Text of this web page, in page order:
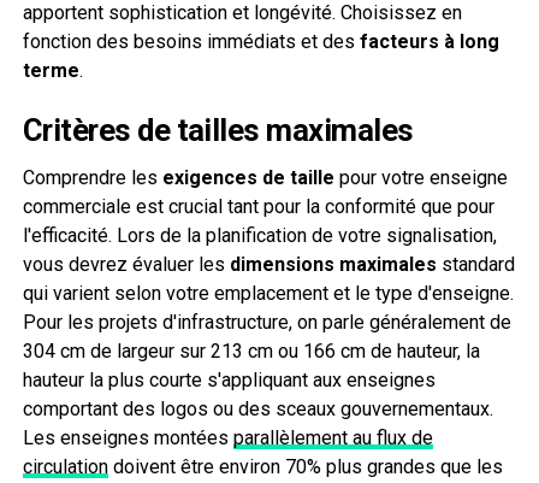
apportent sophistication et longévité. Choisissez en
fonction des besoins immédiats et des facteurs à long
terme.
Critères de tailles maximales
Comprendre les exigences de taille pour votre enseigne
commerciale est crucial tant pour la conformité que pour
l'efficacité. Lors de la planification de votre signalisation,
vous devrez évaluer les dimensions maximales standard
qui varient selon votre emplacement et le type d'enseigne.
Pour les projets d'infrastructure, on parle généralement de
304 cm de largeur sur 213 cm ou 166 cm de hauteur, la
hauteur la plus courte s'appliquant aux enseignes
comportant des logos ou des sceaux gouvernementaux.
Les enseignes montées parallèlement au flux de
circulationdoivent être environ 70% plus grandes que les